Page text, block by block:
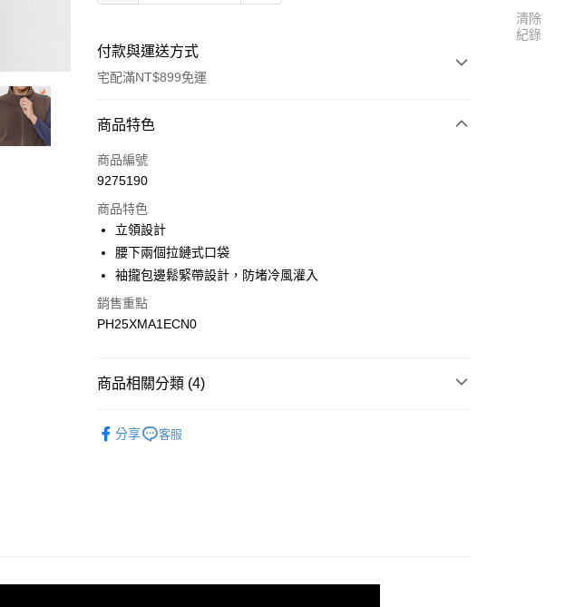
付款與運送方式
宅配滿NT$899免運
付款方式
信用卡一次付款
Apple Pay
悠遊付
宅配
宅配(離島)
商品特色
商品編號
9275190
商品特色
立領設計
腰下兩個拉鏈式口袋
袖攏包邊鬆緊帶設計，防堵冷風灌入
銷售重點
PH25XMA1ECN0
商品相關分類 (4)
分享 客服
清除
紀錄